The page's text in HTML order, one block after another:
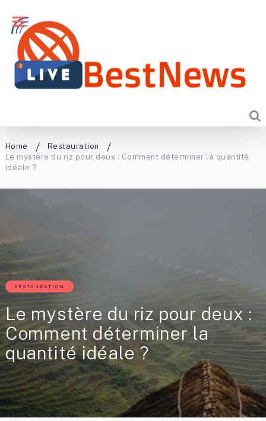
Home
Restauration
Le mystère du riz pour deux : Comment déterminer la quantité
idéale ?
RESTAURATION
Le mystère du riz pour deux :
Comment déterminer la
quantité idéale ?